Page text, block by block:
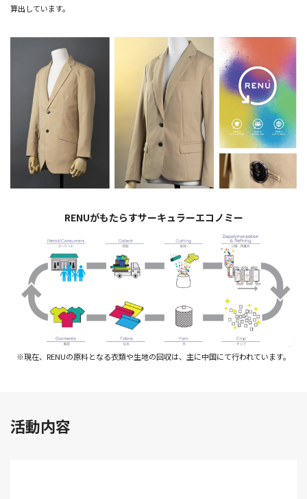
算出しています。
RENUがもたらすサーキュラーエコノミー
※現在、RENUの原料となる衣類や生地の回収は、主に中国にて行われています。
活動内容